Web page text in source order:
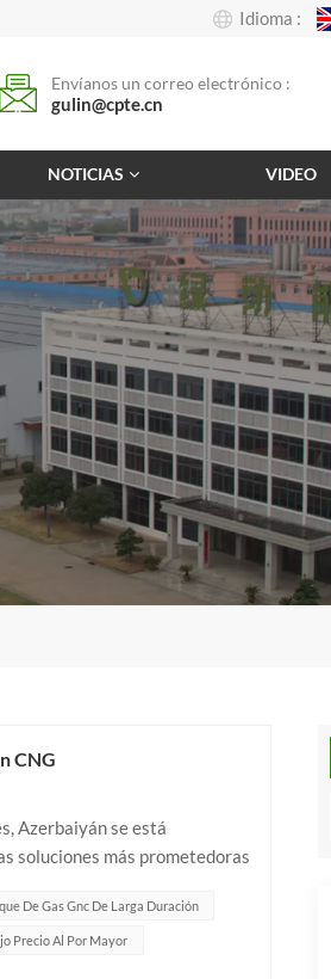
Idioma :
Envíanos un correo electrónico :
gulin@cpte.cn
NOTICIAS VIDEO
CNG
Azerbaiyán se está
soluciones más prometedoras
De Gas Gnc De Larga Duración
Precio Al Por Mayor